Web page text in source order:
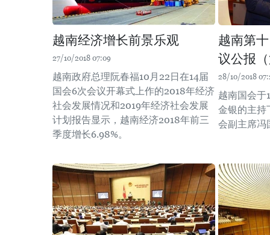
越南经济增长前景乐观
27/10/2018 07:09
越南政府总理阮春福10月22日在14届
国会6次会议开幕式上作的2018年经济
社会发展情况和2019年经济社会发展
计划报告显示，越南经济2018年前三
季度增长6.98%。
越南第
议公报
28/10/2018
越南国会于
金银的主持
会副主席冯